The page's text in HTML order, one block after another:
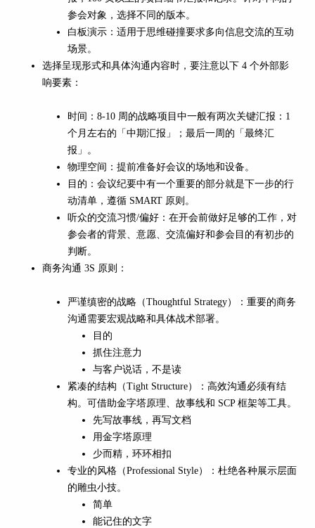
参会对象，选择不同的版本。
白板演示：适用于思维碰撞要求多向信息交流的互动
场景。
选择呈现形式和具体沟通内容时，要注意以下 4 个外部影
响要素：
时间：8-10 周的战略项目中一般有两次关键汇报：1
个月左右的「中期汇报」；最后一周的「最终汇
报」。
物理空间：提前准备好会议的场地和设备。
目的：会议纪要中有一个重要的部分就是下一步的行
动清单，遵循 SMART 原则。
听众的交流习惯/偏好：在开会前做好足够的工作，对
参会者的背景、意愿、交流偏好和参会目的有初步的
判断。
商务沟通 3S 原则：
严谨缜密的战略（Thoughtful Strategy）：重要的商务
沟通需要宏观战略和具体战术部署。
目的
抓住注意力
与客户说话，不是读
紧凑的结构（Tight Structure）：高效沟通必须有结
构。可借助金字塔原理、故事线和 SCP 框架等工具。
先写故事线，再写文档
用金字塔原理
少而精，环环相扣
专业的风格（Professional Style）：杜绝各种展示层面
的雕虫小技。
简单
能记住的文字